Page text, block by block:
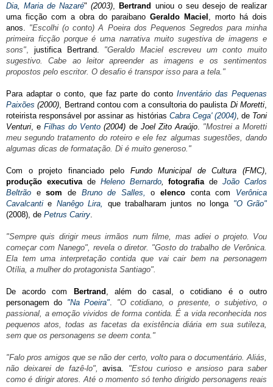
Dia, Maria de Nazaré"(2003) Bertrand uniou o seu desejo de realizar
uma ficção com a obra do paraibano Geraldo Maciel
, morto há dois
anos. "Escolhi (o conto) A Poeira dos Pequenos Segredos para minha
primeira ficção porque é uma narrativa muito sugestiva de imagens e
sons"
justifica Bertrand. "Geraldo Maciel escreveu um conto muito
sugestivo. Cabe ao leitor apreender as imagens e os sentimentos
propostos pelo escritor. O desafio é transpor isso para a tela."
Para adaptar o conto, que faz parte do contoInventário das Pequenas
Paixões (2000) , Bertrand contou com a consultoria do paulista Di Moretti
roteirista responsável por assinar as histórias Cabra Cega' (2004), de Toni
Venturi , eFilhas do Vento(2004) de Joel Zito Araújo. "Mostrei a Moretti
meu segundo tratamento do roteiro e ele fez algumas sugestões, dando
algumas dicas de formatação. Di é muito generoso."
Com o projeto financiado pelo Fundo Municipal de Cultura (FMC)
produção executivade Heleno Bernardo, fotografia deJoão Carlos
Beltrão esom de Bruno de Salles, oelenco conta com Verônica
Cavalcanti e Nanêgo Lira, que trabalharam juntos no longa "O Grão"
(2008), de Petrus Cariry
"Sempre quis dirigir meus irmãos num filme, mas adiei o projeto. Vou
começar com Nanego", revela o diretor. "Gosto do trabalho de Verônica.
Ela tem uma interpretação contida que vai cair bem na personagem
Otília, a mulher do protagonista Santiago".
De acordo com Bertrand
, além do casal, o cotidiano é o outro
personagem do "Na Poeira"
"O cotidiano, o presente, o subjetivo, o
passional, a emoção vividos de forma contida. É a vida reconhecida nos
pequenos atos, todas as facetas da existência diária em sua sutileza,
sem que os personagens se deem conta."
"Falo pros amigos que se não der certo, volto para o documentário. Aliás,
não deixarei de fazê-lo",
avisa.
"Estou curioso e ansioso para saber
como é dirigir atores. Até o momento só tenho dirigido personagens reais